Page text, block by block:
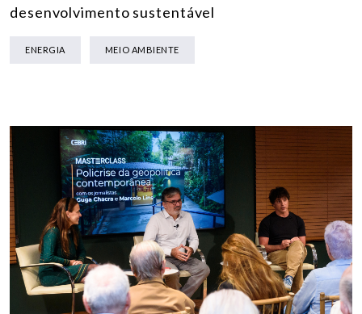
desenvolvimento sustentável
ENERGIA MEIO AMBIENTE